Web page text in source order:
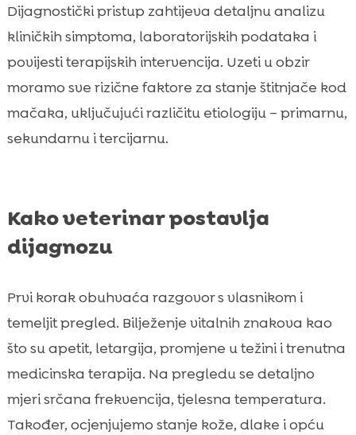
Dijagnostički pristup zahtijeva detaljnu analizu
kliničkih simptoma, laboratorijskih podataka i
povijesti terapijskih intervencija. Uzeti u obzir
moramo sve rizične faktore za stanje štitnjače kod
mačaka, uključujući različitu etiologiju – primarnu,
sekundarnu i tercijarnu.
Kako veterinar postavlja
dijagnozu
Prvi korak obuhvaća razgovor s vlasnikom i
temeljit pregled. Bilježenje vitalnih znakova kao
što su apetit, letargija, promjene u težini i trenutna
medicinska terapija. Na pregledu se detaljno
mjeri srčana frekvencija, tjelesna temperatura.
Također, ocjenjujemo stanje kože, dlake i opću